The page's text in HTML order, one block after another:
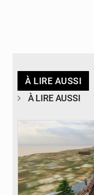
À LIRE AUSSI
À LIRE AUSSI